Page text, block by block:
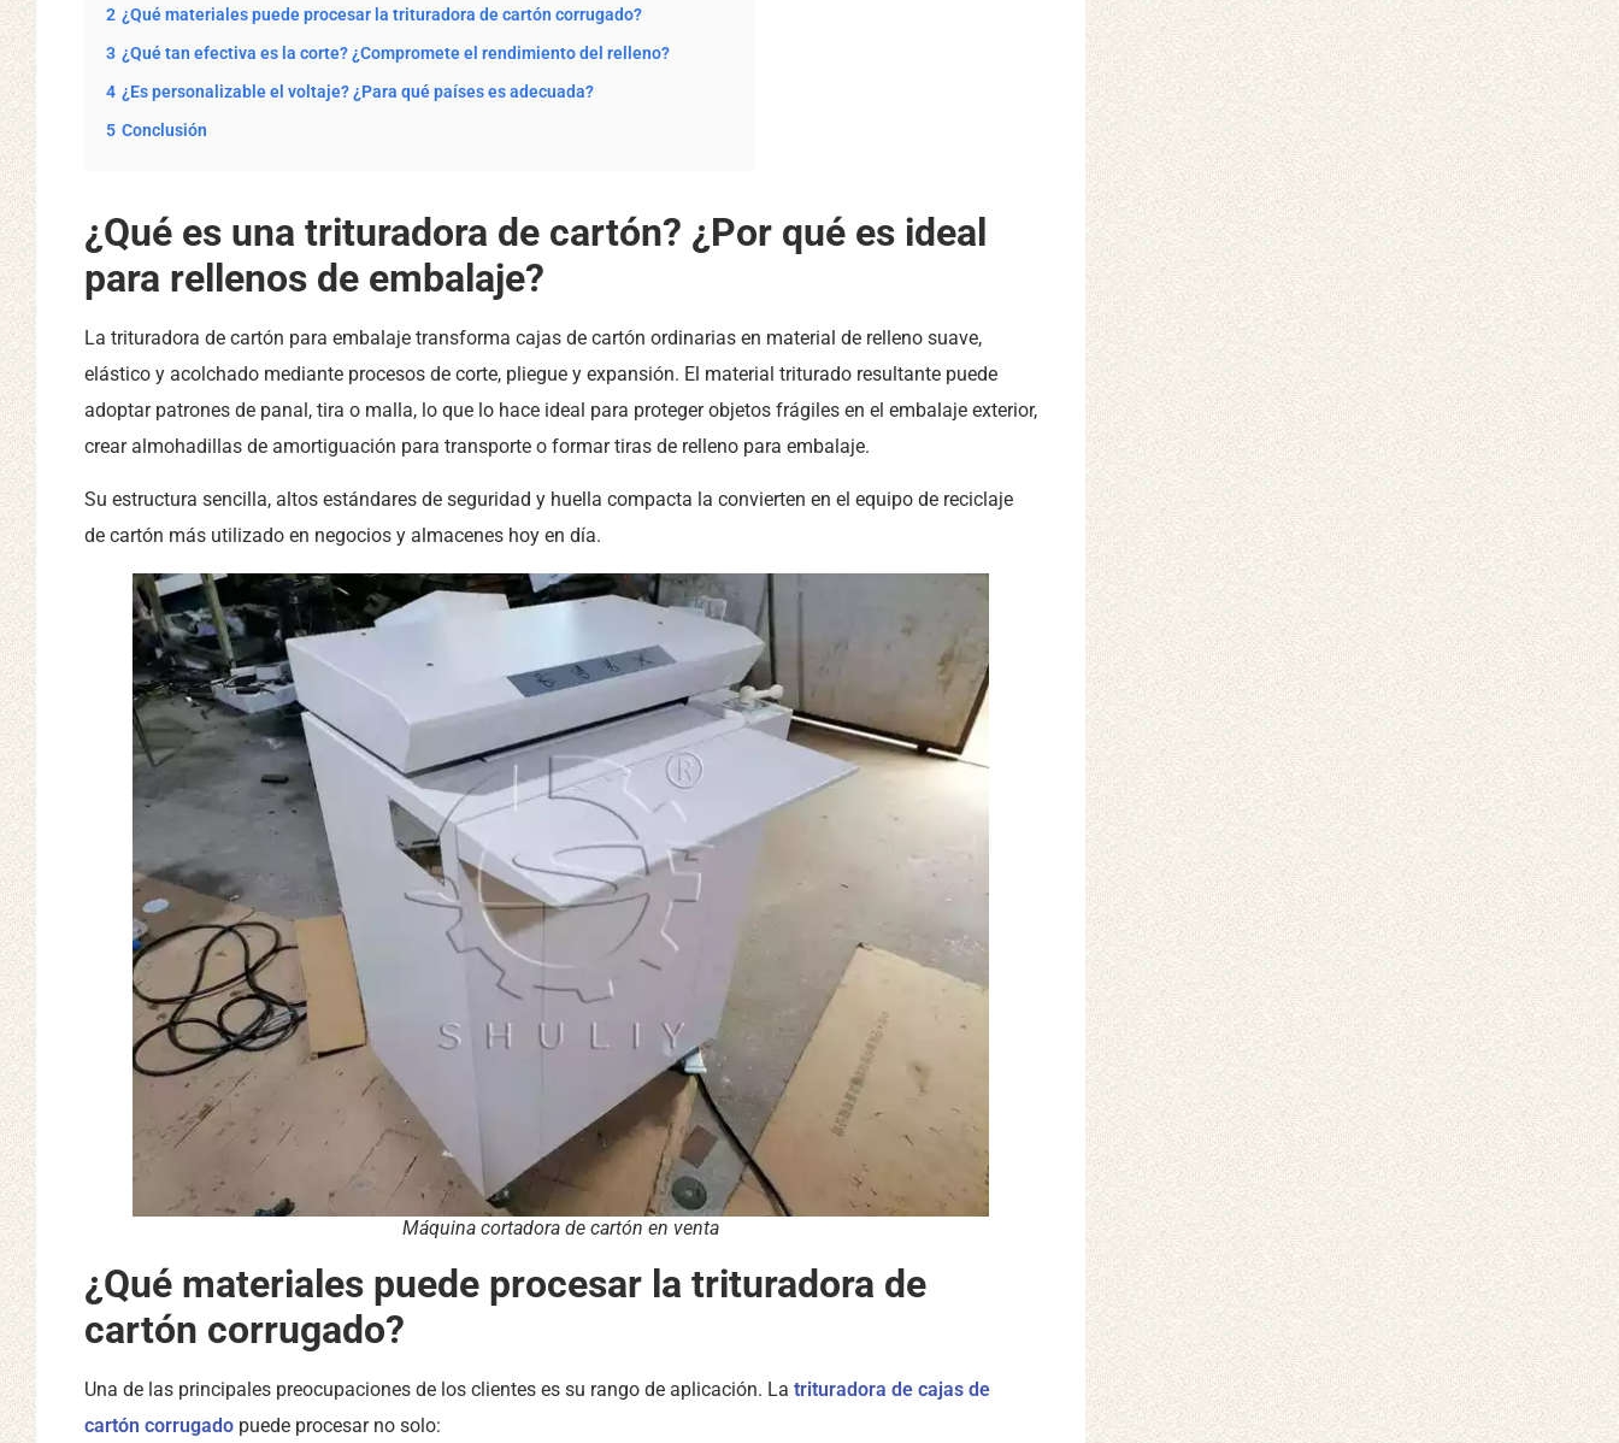
2 ¿Qué materiales puede procesar la trituradora de cartón corrugado?
3 ¿Qué tan efectiva es la corte? ¿Compromete el rendimiento del relleno?
4 ¿Es personalizable el voltaje? ¿Para qué países es adecuada?
5 Conclusión
¿Qué es una trituradora de cartón? ¿Por qué es ideal
para rellenos de embalaje?
La trituradora de cartón para embalaje transforma cajas de cartón ordinarias en material de relleno suave,
elástico y acolchado mediante procesos de corte, pliegue y expansión. El material triturado resultante puede
adoptar patrones de panal, tira o malla, lo que lo hace ideal para proteger objetos frágiles en el embalaje exterior,
crear almohadillas de amortiguación para transporte o formar tiras de relleno para embalaje.
Su estructura sencilla, altos estándares de seguridad y huella compacta la convierten en el equipo de reciclaje
de cartón más utilizado en negocios y almacenes hoy en día.
Máquina cortadora de cartón en venta
¿Qué materiales puede procesar la trituradora de
cartón corrugado?
Una de las principales preocupaciones de los clientes es su rango de aplicación. La trituradora de cajas de
cartón corrugado puede procesar no solo: